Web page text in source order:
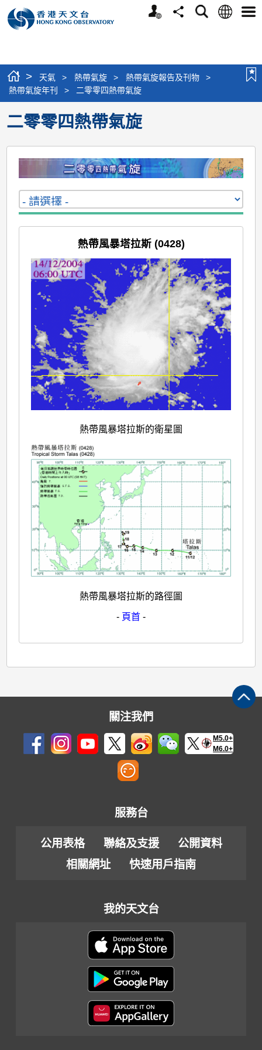
個
分
搜
語
選
> 天氣 > 熱帶氣旋 > 熱帶氣旋報告及刊物
>
熱帶氣旋年刊
> 二零零四熱帶氣旋
二零零四熱帶氣旋
熱帶風暴塔拉斯 (0428)
熱帶風暴塔拉斯的衛星圖
熱帶風暴塔拉斯的路徑圖
- 頁首 -
關注我們
M5.0+
M6.0+
服務台
公用表格 聯絡及支援
公開資料
相關網址
快速用戶指南
我的天文台